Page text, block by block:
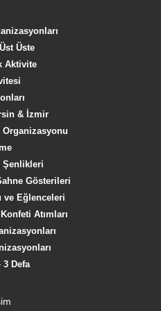
Üste
Aktivite
& İzmir
Organizasyonu
Şenlikleri
Gösterileri
ve Eğlenceleri
Atımları
Defa